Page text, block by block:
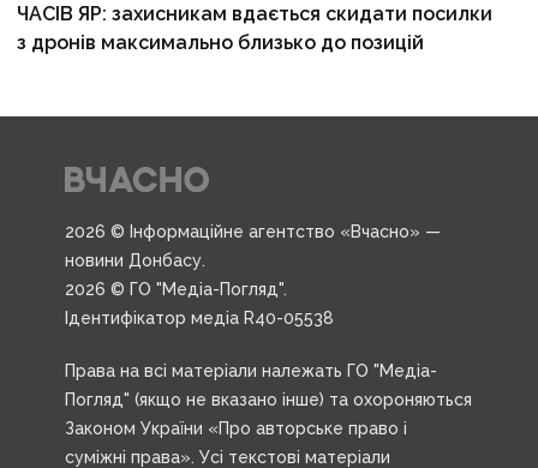
ЧАСІВ ЯР: захисникам вдається скидати посилки
з дронів максимально близько до позицій
2026 © Інформаційне агентство «Вчасно» —
новини Донбасу.
2026 © ГО "Медіа-Погляд".
Ідентифікатор медіа R40-05538
Права на всі матеріали належать ГО "Медіа-
Погляд" (якщо не вказано інше) та охороняються
Законом України «Про авторське право і
суміжні права». Усі текстові матеріали